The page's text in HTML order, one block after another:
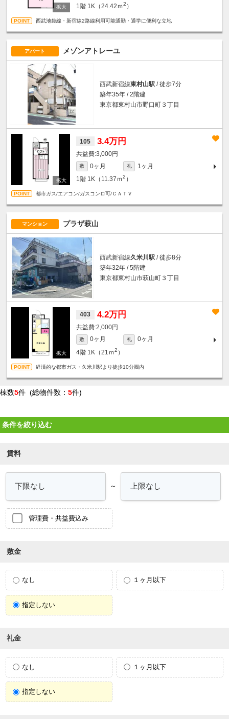
1階 1K（24.42ｍ2 ）
西武池袋線・新宿線2路線利用可能通勤・通学に便利な立地
アパート メゾンアトレーユ
西武新宿線東村山駅 / 徒歩7分
築年35年 / 2階建
東京都東村山市野口町３丁目
105 3.4万円
3,000円
敷 0ヶ月 礼
1ヶ月
1階 1K（11.37ｍ2 ）
都市ガス/エアコン/ガスコンロ可/ＣＡＴＶ
マンション プラザ萩山
西武新宿線久米川駅 / 徒歩8分
築年32年 / 5階建
東京都東村山市萩山町３丁目
403 4.2万円
2,000円
敷 0ヶ月 礼
0ヶ月
4階 1K（21ｍ2 ）
経済的な都市ガス・久米川駅より徒歩10分圏内
棟数5件 (総物件数： 5件)
条件を絞り込む
賃料
～
管理費・共益費込み
敷金
なし １ヶ月以下
指定しない
礼金
なし １ヶ月以下
指定しない